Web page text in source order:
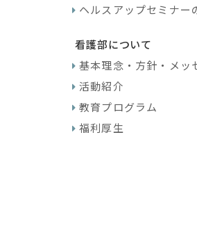
ヘルスアップセミナー
看護部について
基本理念・方針・メッ
活動紹介
教育プログラム
福利厚生